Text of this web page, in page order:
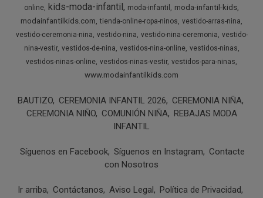
online
kids-moda-infantil moda-infantil
moda-infantil-kids
modainfantilkids.com tienda-online-ropa-ninos vestido-arras-nina
vestido-ceremonia-nina vestido-nina vestido-nina-ceremonia vestido-
nina-vestir vestidos-de-nina vestidos-nina-online vestidos-ninas
vestidos-ninas-online vestidos-ninas-vestir vestidos-para-ninas
www.modainfantilkids.com
BAUTIZO CEREMONIA INFANTIL 2026
CEREMONIA NIÑA
CEREMONIA NIÑO COMUNIÓN NIÑA
REBAJAS MODA
INFANTIL
Síguenos en Facebook Síguenos en Instagram
Contacte
con Nosotros
Ir arriba Contáctanos Aviso Legal
Política de Privacidad